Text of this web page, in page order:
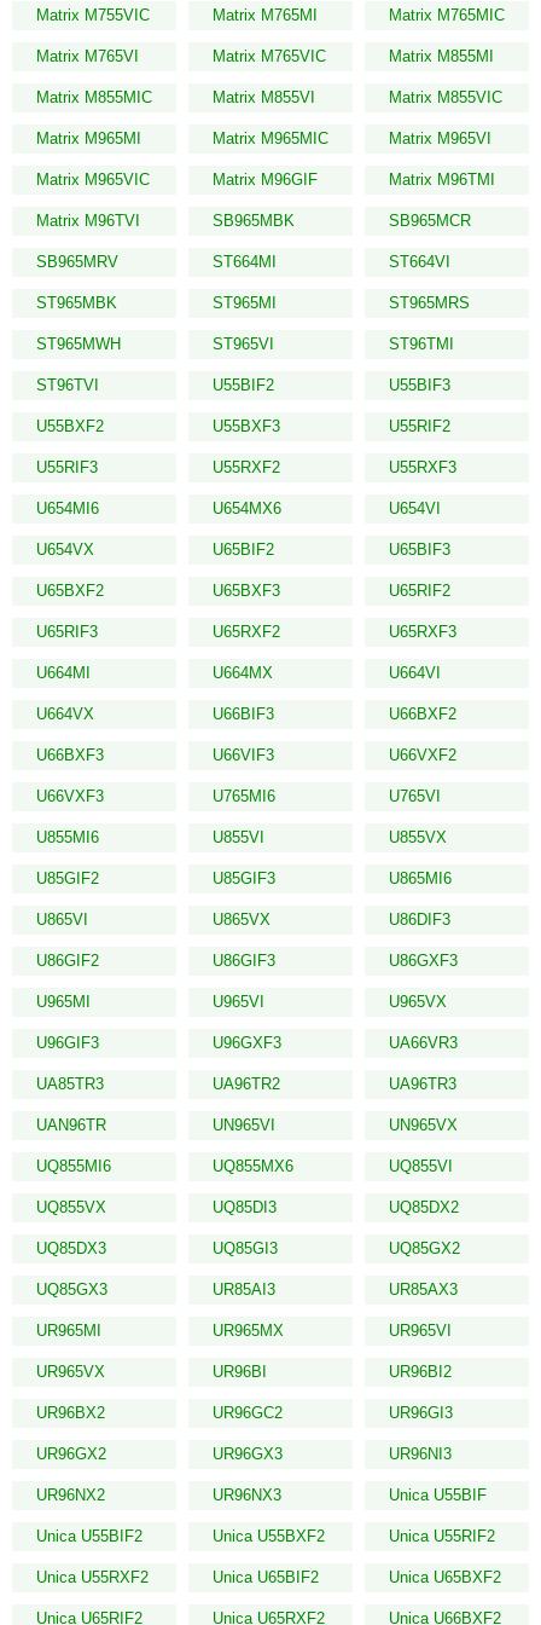
Matrix M755VIC Matrix M765MI Matrix M765MIC
Matrix M765VI Matrix M765VIC Matrix M855MI
Matrix M855MIC Matrix M855VI Matrix M855VIC
Matrix M965MI Matrix M965MIC Matrix M965VI
Matrix M965VIC Matrix M96GIF Matrix M96TMI
Matrix M96TVI SB965MBK SB965MCR
SB965MRV ST664MI ST664VI
ST965MBK ST965MI ST965MRS
ST965MWH ST965VI ST96TMI
ST96TVI U55BIF2 U55BIF3
U55BXF2 U55BXF3 U55RIF2
U55RIF3 U55RXF2 U55RXF3
U654MI6 U654MX6 U654VI
U654VX U65BIF2 U65BIF3
U65BXF2 U65BXF3 U65RIF2
U65RIF3 U65RXF2 U65RXF3
U664MI U664MX U664VI
U664VX U66BIF3 U66BXF2
U66BXF3 U66VIF3 U66VXF2
U66VXF3 U765MI6 U765VI
U855MI6 U855VI U855VX
U85GIF2 U85GIF3 U865MI6
U865VI U865VX U86DIF3
U86GIF2 U86GIF3 U86GXF3
U965MI U965VI U965VX
U96GIF3 U96GXF3 UA66VR3
UA85TR3 UA96TR2 UA96TR3
UAN96TR UN965VI UN965VX
UQ855MI6 UQ855MX6 UQ855VI
UQ855VX UQ85DI3 UQ85DX2
UQ85DX3 UQ85GI3 UQ85GX2
UQ85GX3 UR85AI3 UR85AX3
UR965MI UR965MX UR965VI
UR965VX UR96BI UR96BI2
UR96BX2 UR96GC2 UR96GI3
UR96GX2 UR96GX3 UR96NI3
UR96NX2 UR96NX3 Unica U55BIF
Unica U55BIF2 Unica U55BXF2 Unica U55RIF2
Unica U55RXF2 Unica U65BIF2 Unica U65BXF2
Unica U65RIF2 Unica U65RXF2 Unica U66BXF2